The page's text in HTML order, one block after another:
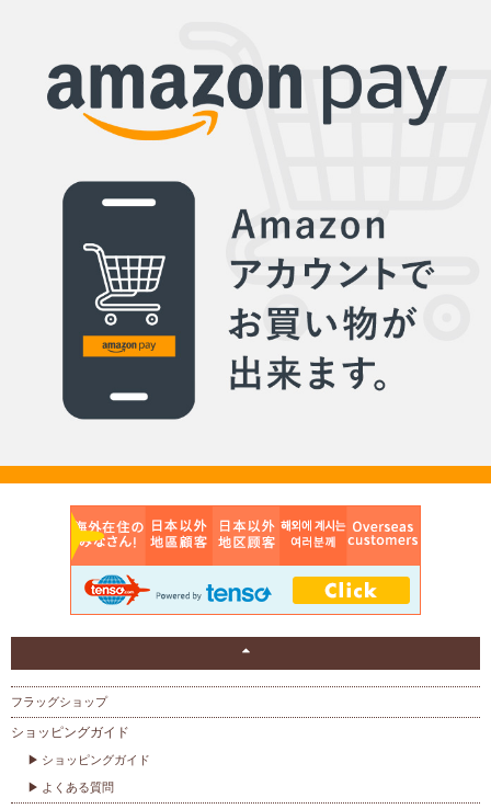
フラッグショップ
ショッピングガイド
ショッピングガイド
よくある質問